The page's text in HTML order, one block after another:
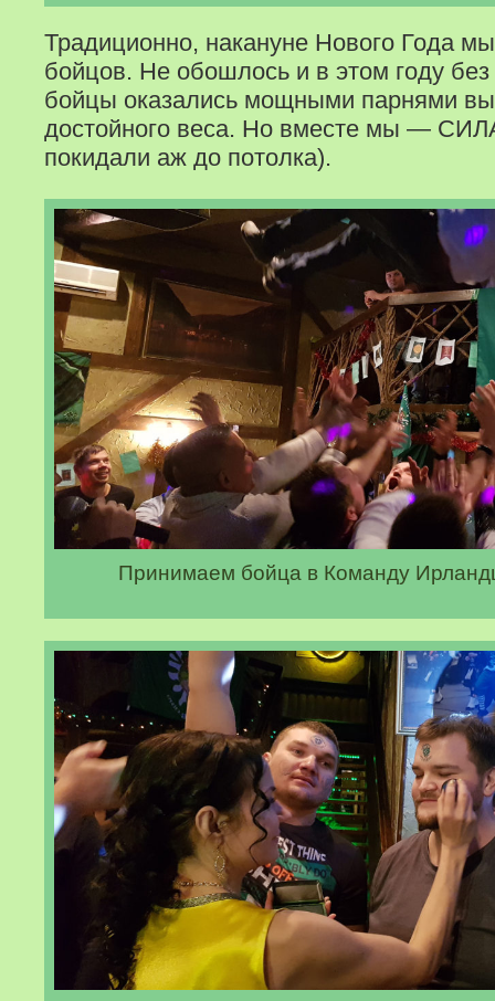
Традиционно, накануне Нового Года
бойцов. Не обошлось и в этом году
бойцы оказались мощными парнями
достойного веса. Но вместе мы —
покидали аж до потолка).
Принимаем бойца в Команду